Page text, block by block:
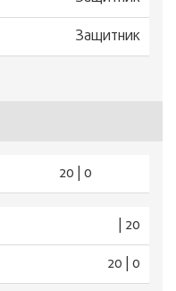
Защитник
20 | 0
| 20
20 | 0